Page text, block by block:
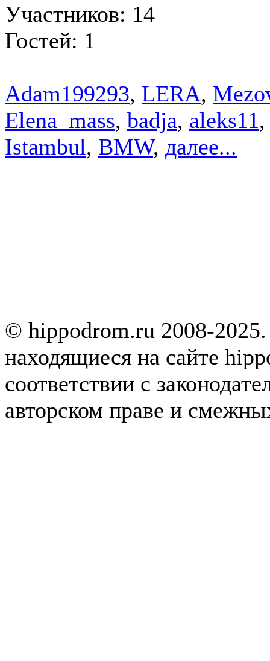
Участников: 14
Гостей: 1
Adam199293, LERA,
Elena_mass, badja, aleks11,
Istambul, BMW, далее...
© hippodrom.ru 2008-
находящиеся на сайте
соответствии с
авторском праве и